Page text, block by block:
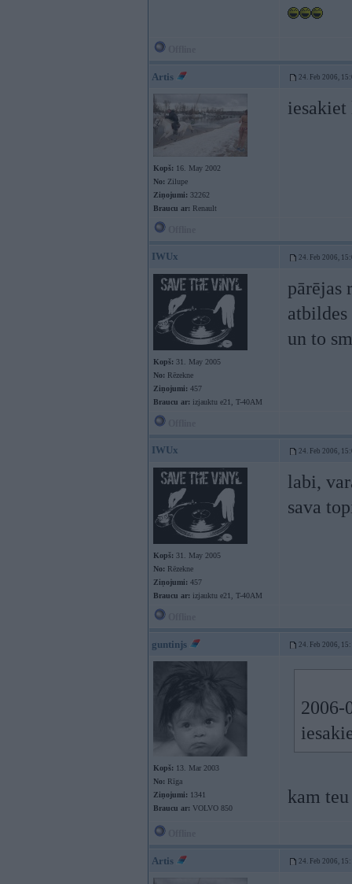
Artis 24. Feb 2006,
Kopš: 16. May 2002
No: Zilupe
Ziņojumi: 32262
Braucu ar: Renault
IWUx 24. Feb 2006,
Kopš: 31. May 2005
No: Rēzekne
Ziņojumi: 457
Braucu ar: izjauktu e21, T-40AM
pārējas
un to
IWUx 24. Feb 2006,
Kopš: 31. May 2005
No: Rēzekne
Ziņojumi: 457
Braucu ar: izjauktu e21, T-40AM
labi,
sava
guntinjs 24. Feb 2006,
Kopš: 13. Mar 2003
No: Rīga
Ziņojumi: 1341
Braucu ar: VOLVO 850
2006-
kam
Artis 24. Feb 2006,